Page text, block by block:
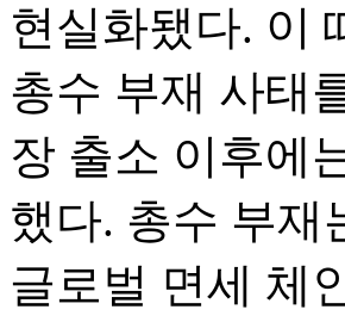
현실화됐다. 이
총수 부재 사태
장 출소 이후에
했다. 총수 부
글로벌 면세 체